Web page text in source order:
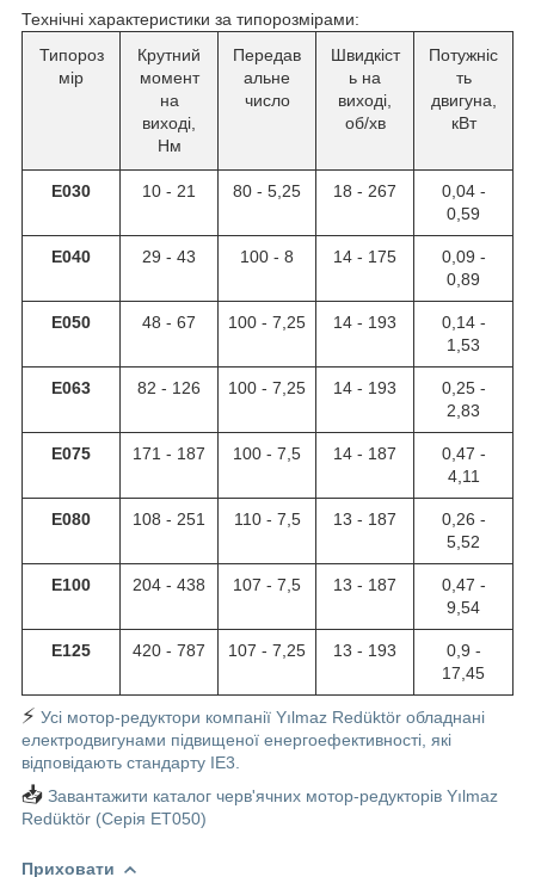
Технічні характеристики за типорозмірами:
Типороз
мір
Крутний
момент
на
виході,
Нм
Передав
альне
число
Швидкіст
ь на
виході,
об/хв
Потужніс
ть
двигуна,
кВт
E030 10 - 21 80 - 5,25 18 - 267
0,04 -
0,59
E040 29 - 43 100 - 8 14 - 175
0,09 -
0,89
E050 48 - 67 100 - 7,25 14 - 193
0,14 -
1,53
E063 82 - 126 100 - 7,25 14 - 193
0,25 -
2,83
E075 171 - 187 100 - 7,5 14 - 187
0,47 -
4,11
E080 108 - 251 110 - 7,5 13 - 187
0,26 -
5,52
E100 204 - 438 107 - 7,5 13 - 187
0,47 -
9,54
E125 420 - 787 107 - 7,25 13 - 193
0,9 -
17,45
⚡ Усі мотор-редуктори компанії Yılmaz Redüktör обладнані
електродвигунами підвищеної енергоефективності, які
відповідають стандарту IE3.
📥 Завантажити каталог черв'ячних мотор-редукторів Yılmaz
Redüktör (Серія ET050)
Приховати